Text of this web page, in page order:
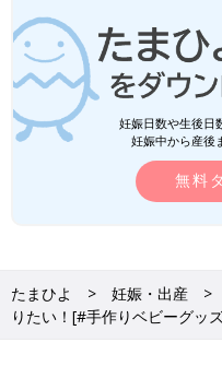
ント。裁縫は中学・高校以
機にハンドメイドにチャレ
（文・岡本梓）
■関連記事
・
里帰り出産のメリットは
【出産準備】初めてベビ
妊娠日数や生後日
妊娠中から産後
無料
たまひよ 妊娠・出産
りたい！[#手作りベビーグッ